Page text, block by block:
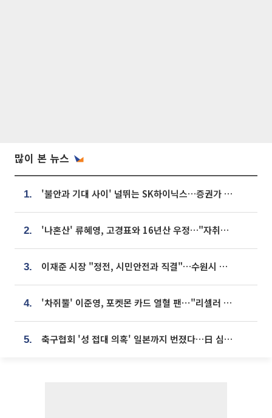
많이 본 뉴스
1. '불안과 기대 사이' 널뛰는 SK하이닉스…증권가 "HBM4·LTA 기반 펀터멘털 견고"
2. '나혼산' 류혜영, 고경표와 16년산 우정…"자취방서 부모님과 마주쳐"
3. 이재준 시장 "정전, 시민안전과 직결"…수원시 비상대응체계 가동
4. '차쥐뿔' 이준영, 포켓몬 카드 열혈 팬⋯"리셀러 처단할 것"
5. 축구협회 '성 접대 의혹' 일본까지 번졌다…日 심판 실명 공개